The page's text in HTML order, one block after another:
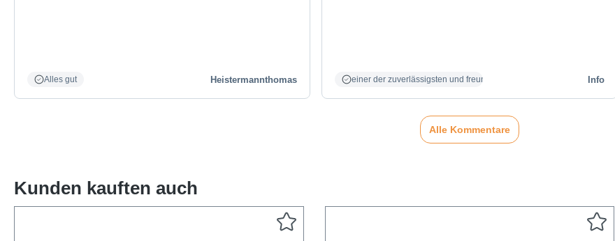
Alles gut Heistermannthomas einer der zuverlässigsten und freundlichsten Partner Info
Alle Kommentare
Kunden kauften auch